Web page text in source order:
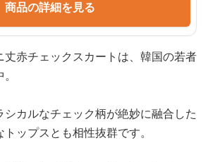
商品の詳細を見る
丈赤チェックスカートは、韓国の若者
カルなチェック柄が絶妙に融合した
ップスとも相性抜群です。